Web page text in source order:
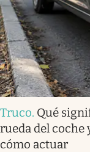
Truco. Qué
rueda del coche
cómo actuar